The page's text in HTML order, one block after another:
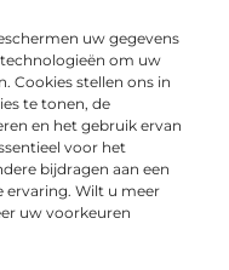
uw gegevens
om uw
Cookies stellen ons in
te tonen, de
en het gebruik ervan
voor het
bijdragen aan een
ervaring. Wilt u meer
uw voorkeuren
en artikelen die
leveren van
jouw dagelijks leven
denken.